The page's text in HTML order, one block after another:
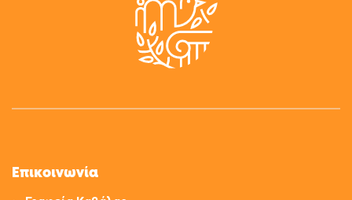
Επικοινωνία